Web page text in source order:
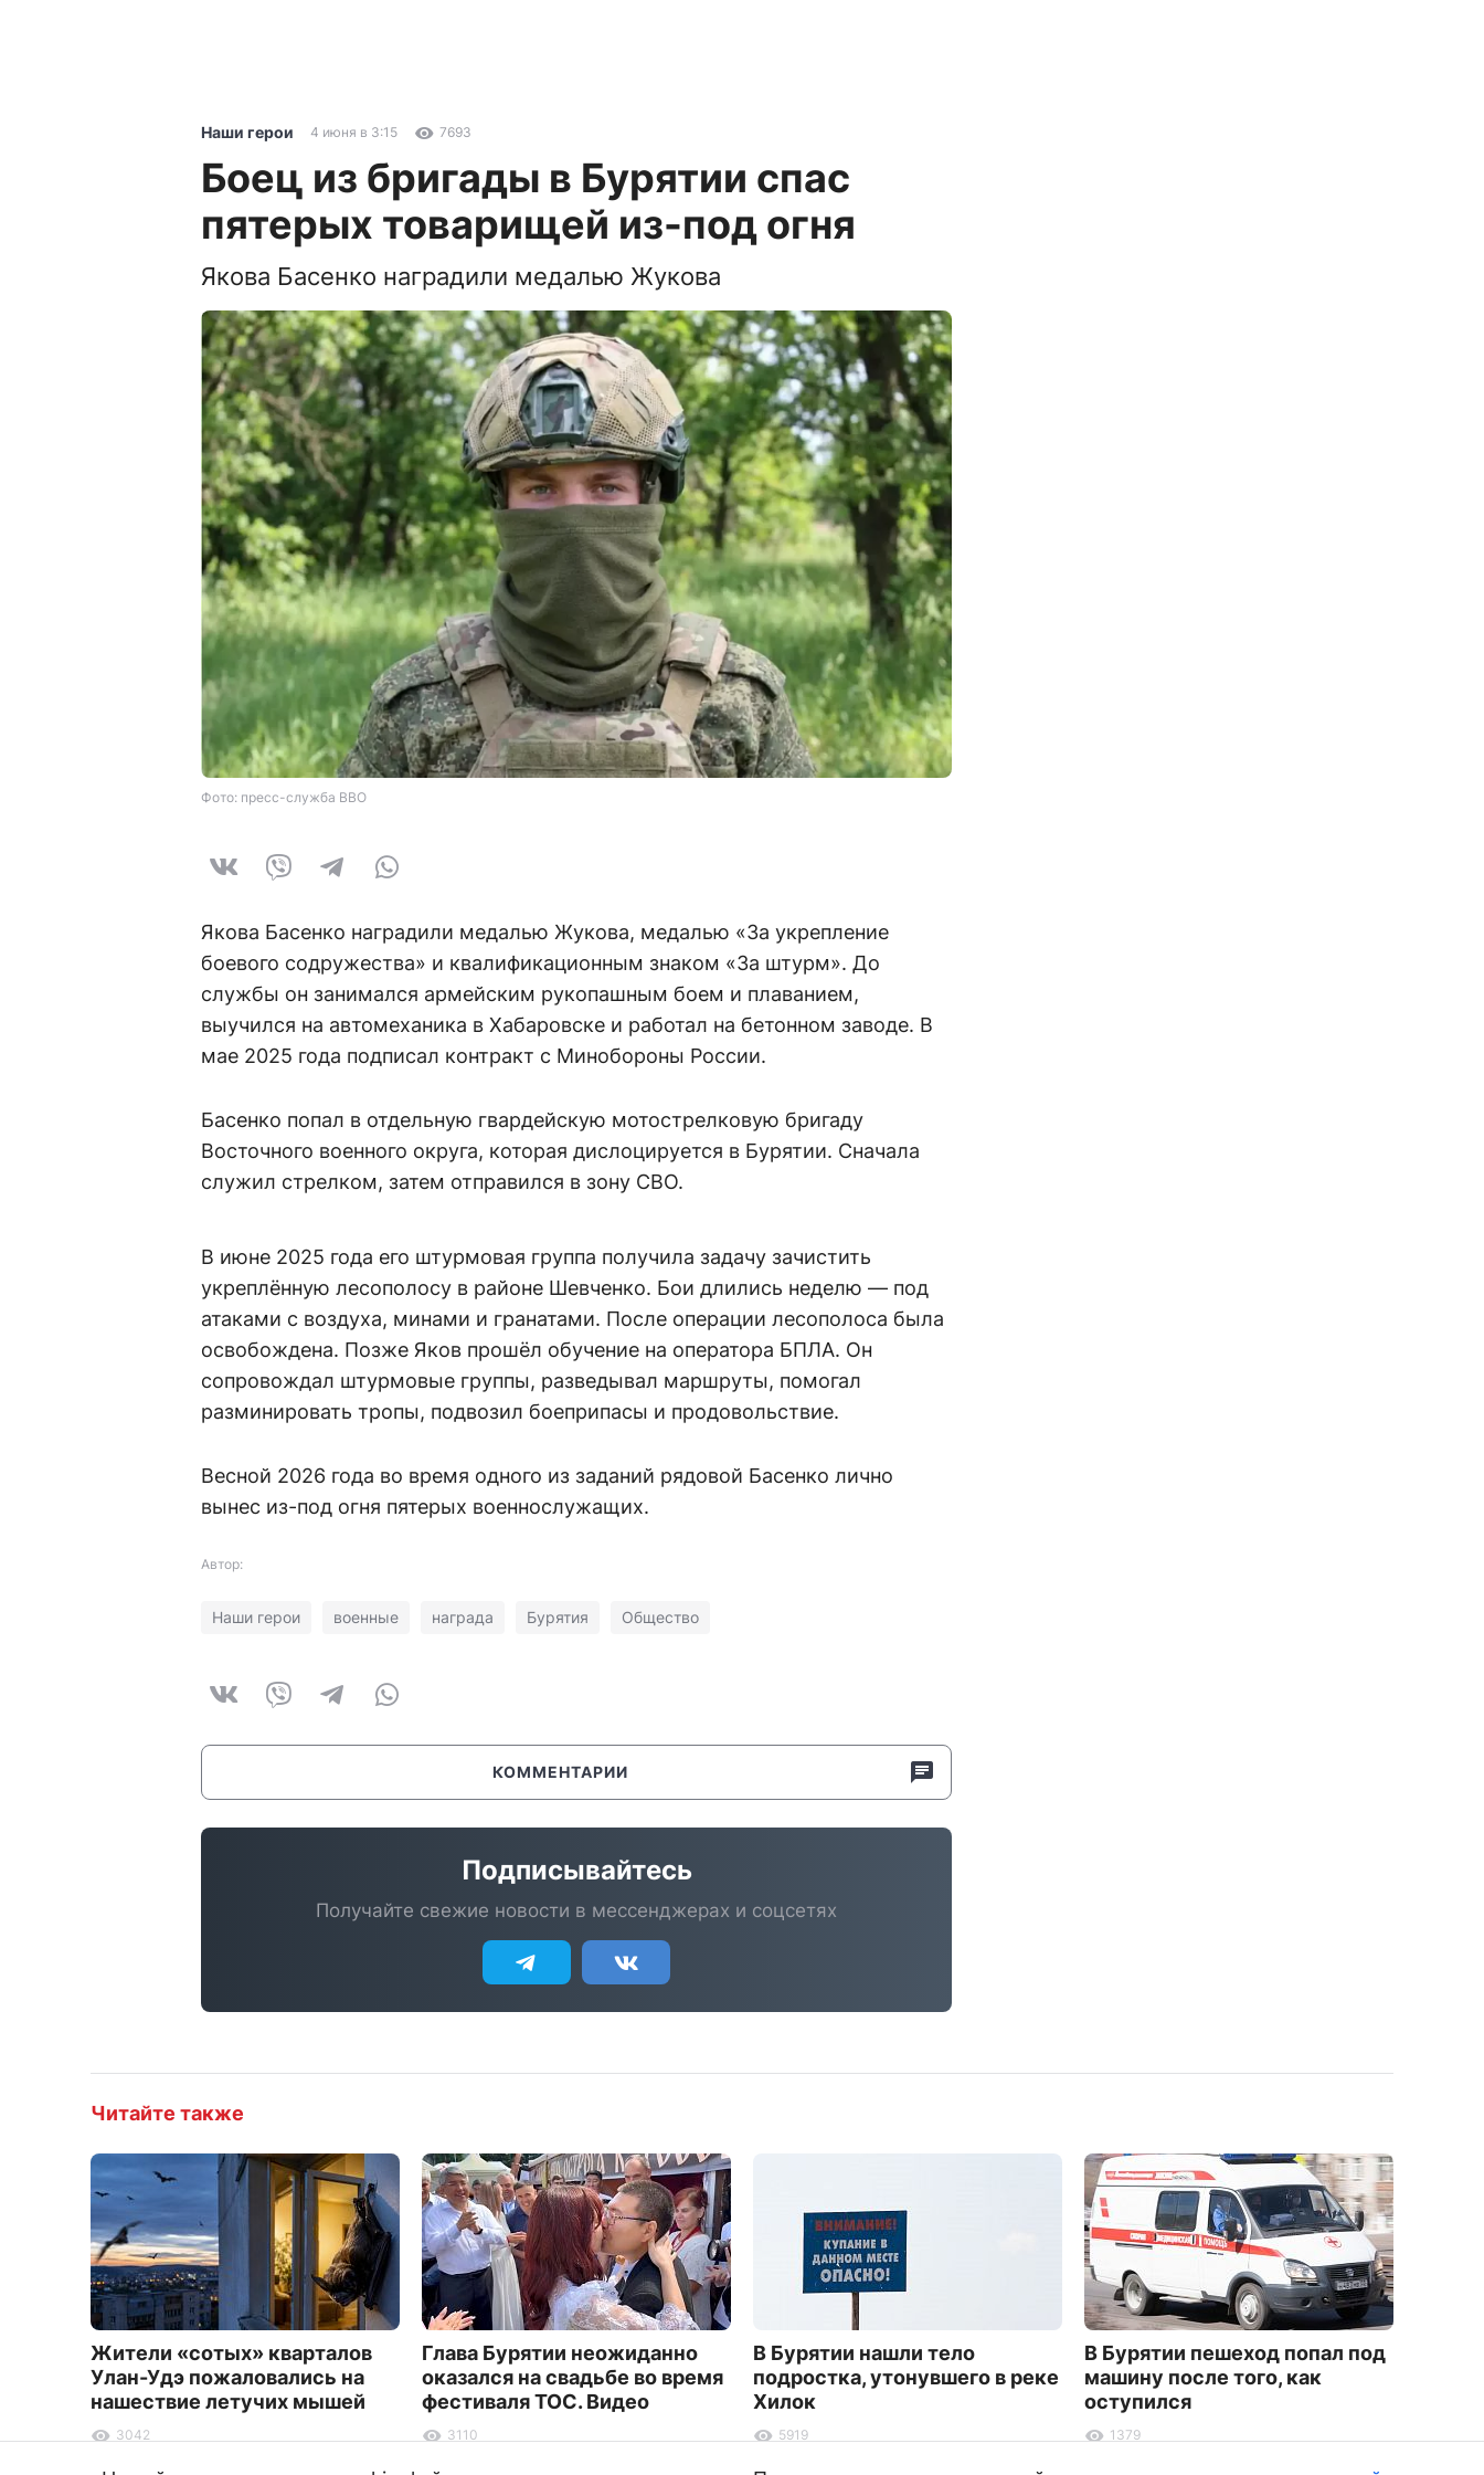
Наши герои 4 июня в 3:15 7693
Боец из бригады в Бурятии спас
пятерых товарищей из-под огня
Якова Басенко наградили медалью Жукова
Фото: пресс-служба ВВО
Якова Басенко наградили медалью Жукова, медалью «За укрепление
боевого содружества» и квалификационным знаком «За штурм». До
службы он занимался армейским рукопашным боем и плаванием,
выучился на автомеханика в Хабаровске и работал на бетонном заводе. В
мае 2025 года подписал контракт с Минобороны России.
Басенко попал в отдельную гвардейскую мотострелковую бригаду
Восточного военного округа, которая дислоцируется в Бурятии. Сначала
служил стрелком, затем отправился в зону СВО.
В июне 2025 года его штурмовая группа получила задачу зачистить
укреплённую лесополосу в районе Шевченко. Бои длились неделю — под
атаками с воздуха, минами и гранатами. После операции лесополоса была
освобождена. Позже Яков прошёл обучение на оператора БПЛА. Он
сопровождал штурмовые группы, разведывал маршруты, помогал
разминировать тропы, подвозил боеприпасы и продовольствие.
Весной 2026 года во время одного из заданий рядовой Басенко лично
вынес из-под огня пятерых военнослужащих.
Автор:
Наши герои военные награда Бурятия Общество
КОММЕНТАРИИ
Подписывайтесь
Получайте свежие новости в мессенджерах и соцсетях
Читайте также
Жители «сотых» кварталов
Улан-Удэ пожаловались на
нашествие летучих мышей
3042
Глава Бурятии неожиданно
оказался на свадьбе во время
фестиваля ТОС. Видео
3110
В Бурятии нашли тело
подростка, утонувшего в реке
Хилок
5919
В Бурятии пешеход попал под
машину после того, как
оступился
1379